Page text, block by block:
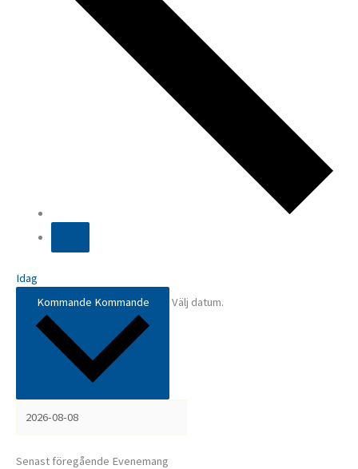
Idag
Kommande Kommande Välj datum.
Senast föregående Evenemang